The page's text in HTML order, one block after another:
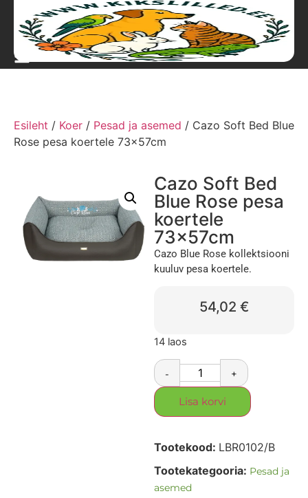
Esileht / Koer / Pesad ja asemed / Cazo Soft Bed Blue
Rose pesa koertele 73x57cm
Cazo Soft Bed
Blue Rose pesa
koertele
73x57cm
Cazo Blue Rose kollektsiooni
kuuluv pesa koertele.
54,02 €
14 laos
- +
Lisa korvi
Tootekood: LBR0102/B
Tootekategooria: Pesad ja
asemed